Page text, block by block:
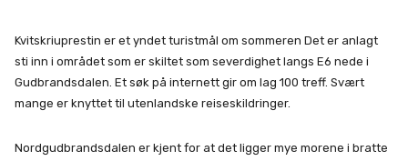
Kvitskriuprestin er et yndet turistmål om sommeren Det er anlagt
sti inn i området som er skiltet som severdighet langs E6 nede i
Gudbrandsdalen. Et søk på internett gir om lag 100 treff. Svært
mange er knyttet til utenlandske reiseskildringer.
Nordgudbrandsdalen er kjent for at det ligger mye morene i bratte